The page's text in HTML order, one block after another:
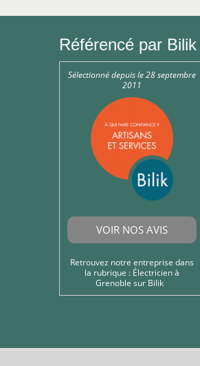
Référencé par Bilik
Sélectionné depuis le 28 septembre
2011
VOIR NOS AVIS
Retrouvez notre entreprise dans
la rubrique : Électricien à
Grenoble sur Bilik